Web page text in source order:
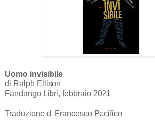
Uomo invisibile
di Ralph Ellison
Fandango Libri, febbraio 2021
Traduzione di Francesco Pacifico